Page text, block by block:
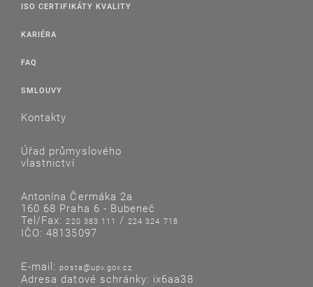
ISO CERTIFIKÁTY KVALITY
KARIÉRA
FAQ
SMLOUVY
Kontakty
Úřad průmyslového
vlastnictví
Antonína Čermáka 2a
160 68 Praha 6 - Bubeneč
Tel/Fax:220 383 111 /224 324 718
IČO: 48135097
E-mail: posta@upv.gov.cz
Adresa datové schránky: ix6aa38